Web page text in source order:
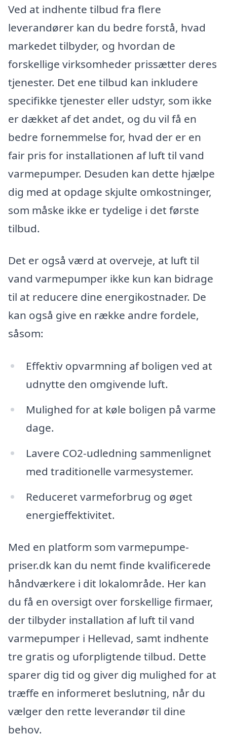
Ved at indhente tilbud fra flere
leverandører kan du bedre forstå, hvad
markedet tilbyder, og hvordan de
forskellige virksomheder prissætter deres
tjenester. Det ene tilbud kan inkludere
specifikke tjenester eller udstyr, som ikke
er dækket af det andet, og du vil få en
bedre fornemmelse for, hvad der er en
fair pris for installationen af luft til vand
varmepumper. Desuden kan dette hjælpe
dig med at opdage skjulte omkostninger,
som måske ikke er tydelige i det første
tilbud.
Det er også værd at overveje, at luft til
vand varmepumper ikke kun kan bidrage
til at reducere dine energikostnader. De
kan også give en række andre fordele,
såsom:
Effektiv opvarmning af boligen ved at
udnytte den omgivende luft.
Mulighed for at køle boligen på varme
dage.
Lavere CO2-udledning sammenlignet
med traditionelle varmesystemer.
Reduceret varmeforbrug og øget
energieffektivitet.
Med en platform som varmepumpe-
priser.dk kan du nemt finde kvalificerede
håndværkere i dit lokalområde. Her kan
du få en oversigt over forskellige firmaer,
der tilbyder installation af luft til vand
varmepumper i Hellevad, samt indhente
tre gratis og uforpligtende tilbud. Dette
sparer dig tid og giver dig mulighed for at
træffe en informeret beslutning, når du
vælger den rette leverandør til dine
behov.